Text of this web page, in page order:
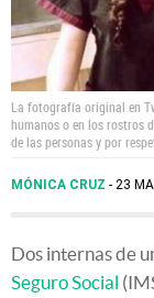
La fotografía original en
humanos o en los rostros
de las personas y por
MÓNICA CRUZ 23
Dos internas de
Seguro Social